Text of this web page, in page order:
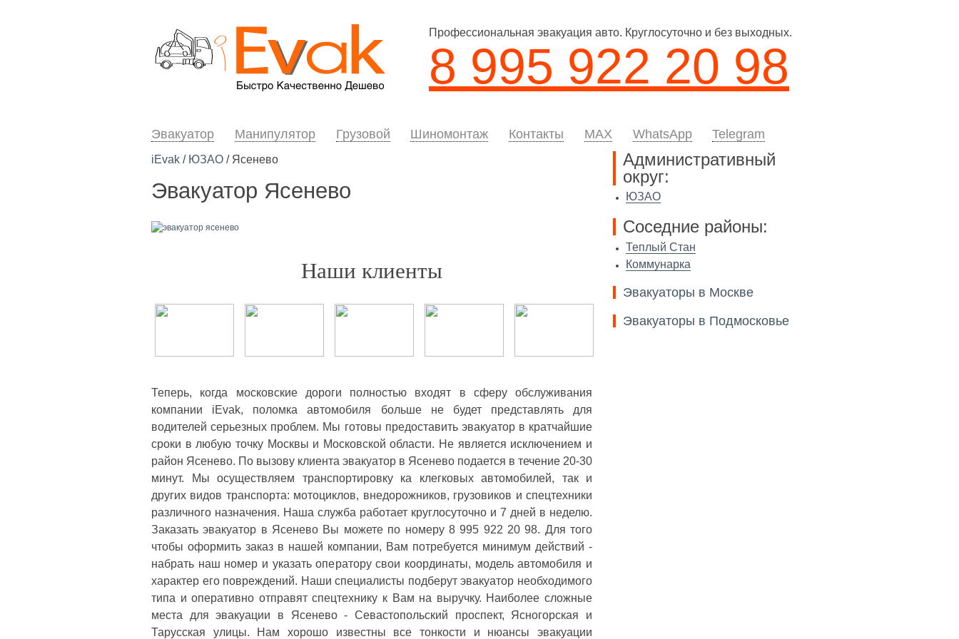
Профессиональная эвакуация авто. Круглосуточно и без выходных.
8 995 922 20 98
Эвакуатор Манипулятор Грузовой Шиномонтаж Контакты MAX WhatsApp Telegram
iEvak / ЮЗАО / Ясенево
Эвакуатор Ясенево
Наши клиенты
Теперь, когда московские дороги полностью входят в сферу обслуживания
компании iEvak, поломка автомобиля больше не будет представлять для
водителей серьезных проблем. Мы готовы предоставить эвакуатор в кратчайшие
сроки в любую точку Москвы и Московской области. Не является исключением и
район Ясенево. По вызову клиента эвакуатор в Ясенево подается в течение 20-30
минут. Мы осуществляем транспортировку ка клегковых автомобилей, так и
других видов транспорта: мотоциклов, внедорожников, грузовиков и спецтехники
различного назначения. Наша служба работает круглосуточно и 7 дней в неделю.
Заказать эвакуатор в Ясенево Вы можете по номеру 8 995 922 20 98. Для того
чтобы оформить заказ в нашей компании, Вам потребуется минимум действий -
набрать наш номер и указать оператору свои координаты, модель автомобиля и
характер его повреждений. Наши специалисты подберут эвакуатор необходимого
типа и оперативно отправят спецтехнику к Вам на выручку. Наиболее сложные
места для эвакуации в Ясенево - Севастопольский проспект, Ясногорская и
Тарусская улицы. Нам хорошо известны все тонкости и нюансы эвакуации
Административный
округ:
ЮЗАО
Соседние районы:
Теплый Стан
Коммунарка
Эвакуаторы в Москве
Эвакуаторы в Подмосковье